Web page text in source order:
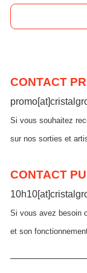
CONTACT
Si vous souhaitez
sur nos sorties et
CONTACT
Si vous avez besoin
et son